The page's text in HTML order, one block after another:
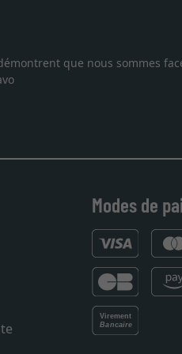
sur ce site. Le choix et
J'espère revenir pour une
Modes de